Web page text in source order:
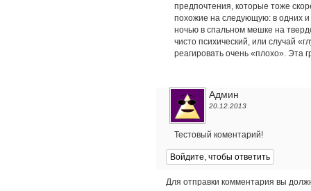
предпочтения, которые тоже
похожие на следующую: в одних
ночью в спальном мешке на
чисто психический, или случай
реагировать очень «плохо». Эта
Админ
20.12.2013
Тестовый коментарий!
Войдите, чтобы ответить
Для отправки комментария вы